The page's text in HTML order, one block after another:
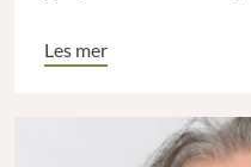
Les mer